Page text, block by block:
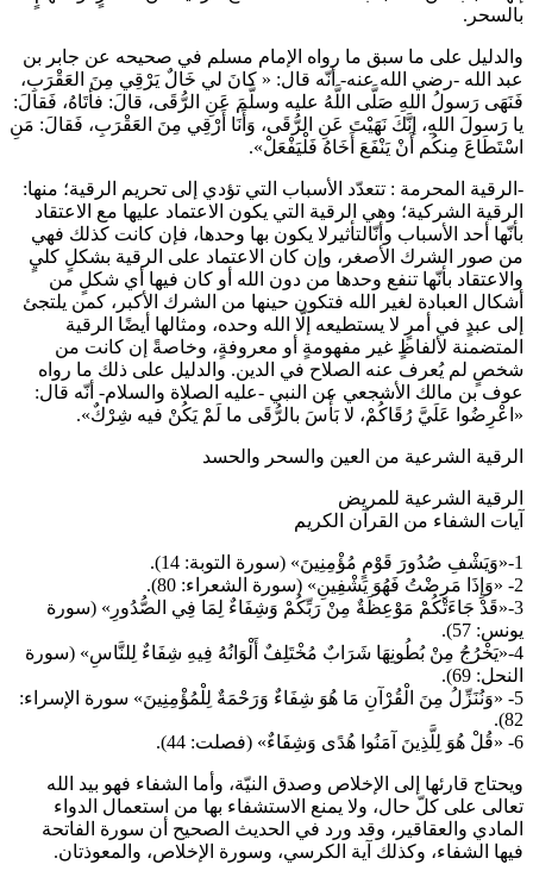
بالسحر.
والدليل على ما سبق ما رواه الإمام مسلم في صحيحه عن جابر بن
عبد الله -رضي الله عنه- أنّه قال: « كانَ لي خَالٌ يَرْقِي مِنَ العَقْرَبِ،
فَنَهَى رَسولُ اللهِ صَلَّى اللَّهُ عليه وسلَّمَ عَنِ الرُّقَى، قالَ: فأتَاهُ، فَقالَ:
يا رَسولَ اللهِ، إنَّكَ نَهَيْتَ عَنِ الرُّقَى، وَأَنَا أَرْقِي مِنَ العَقْرَبِ، فَقالَ: مَنِ
اسْتَطَاعَ مِنكُم أَنْ يَنْفَعَ أَخَاهُ فَلْيَفْعَلْ».
-الرقية المحرمة : تتعدّد الأسباب التي تؤدي إلى تحريم الرقية؛ منها:
الرقية الشركية؛ وهي الرقية التي يكون الاعتماد عليها مع الاعتقاد
بأنّها أحد الأسباب وأنّالتأثيرلا يكون بها وحدها، فإن كانت كذلك فهي
من صور الشرك الأصغر، وإن كان الاعتماد على الرقية بشكلٍ كليٍ
والاعتقاد بأنّها تنفع وحدها من دون الله أو كان فيها أي شكلٍ من
أشكال العبادة لغير الله فتكون حينها من الشرك الأكبر، كمن يلتجئ
إلى عبدٍ في أمرٍ لا يستطيعه إلّا الله وحده، ومثالها أيضًا الرقية
المتضمنة لألفاظٍ غير مفهومةٍ أو معروفةٍ، وخاصةً إن كانت من
شخصٍ لم يُعرف عنه الصلاح في الدين. والدليل على ذلك ما رواه
عوف بن مالك الأشجعي عن النبي -عليه الصلاة والسلام- أنّه قال:
«اعْرِضُوا عَلَيَّ رُقَاكُمْ، لا بَأْسَ بالرُّقَى ما لَمْ يَكُنْ فيه شِرْكٌ».
الرقية الشرعية من العين والسحر والحسد
الرقية الشرعية للمريض
آيات الشفاء من القرآن الكريم
1-«وَيَشْفِ صُدُورَ قَوْمٍ مُؤْمِنِينَ» (سورة التوبة: 14).
2- «وَإِذَا مَرِضْتُ فَهُوَ يَشْفِينِ» (سورة الشعراء: 80).
3-«قَدْ جَاءَتْكُمْ مَوْعِظَةٌ مِنْ رَبِّكُمْ وَشِفَاءٌ لِمَا فِي الصُّدُورِ» (سورة
يونس: 57).
4-«يَخْرُجُ مِنْ بُطُونِهَا شَرَابٌ مُخْتَلِفٌ أَلْوَانُهُ فِيهِ شِفَاءٌ لِلنَّاسِ» (سورة
النحل: 69).
5- «وَنُنَزِّلُ مِنَ الْقُرْآنِ مَا هُوَ شِفَاءٌ وَرَحْمَةٌ لِلْمُؤْمِنِينَ» سورة الإسراء:
82).
6- «قُلْ هُوَ لِلَّذِينَ آمَنُوا هُدًى وَشِفَاءٌ» (فصلت: 44).
ويحتاج قارئها إلى الإخلاص وصدق النيّة، وأما الشفاء فهو بيد الله
تعالى على كلّ حال، ولا يمنع الاستشفاء بها من استعمال الدواء
المادي والعقاقير، وقد ورد في الحديث الصحيح أن سورة الفاتحة
فيها الشفاء، وكذلك آية الكرسي، وسورة الإخلاص، والمعوذتان.